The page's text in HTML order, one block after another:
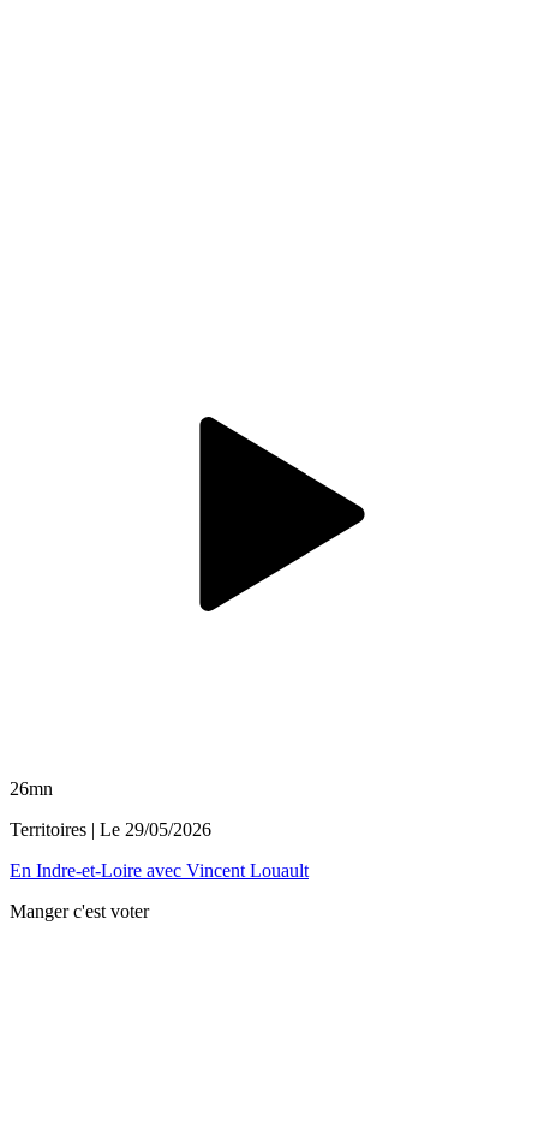
26mn
Territoires | Le 29/05/2026
En Indre-et-Loire avec Vincent Louault
Manger c'est voter